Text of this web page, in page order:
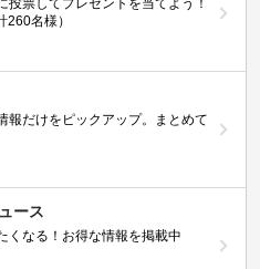
投票してプレゼントを当てよう！
260名様）
報だけをピックアップ。まとめて
ース
くなる！お得な情報を掲載中